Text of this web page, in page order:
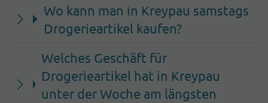
Wo kann man in Kreypau samstags
Drogerieartikel kaufen?
Welches Geschäft für
Drogerieartikel hat in Kreypau
unter der Woche am längsten